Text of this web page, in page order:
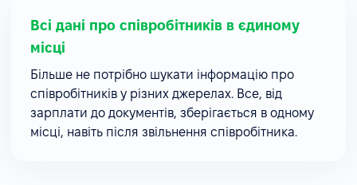
Всі дані про співробітників в єдиному
місці
Більше не потрібно шукати інформацію про
співробітників у різних джерелах. Все, від
зарплати до документів, зберігається в одному
місці, навіть після звільнення співробітника.